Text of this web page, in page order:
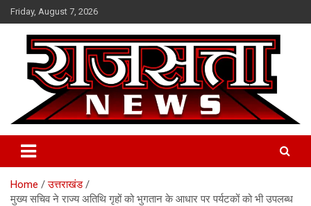
Skip
to
content
Friday, August 7, 2026
Raj Satta News
Home
उत्तराखंड
मुख्य सचिव ने राज्य अतिथि गृहों को भुगतान के आधार पर पर्यटकों को भी उपलब्ध